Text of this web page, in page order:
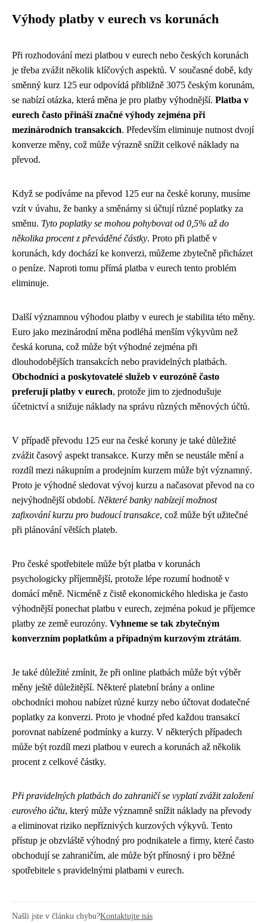
Výhody platby v eurech vs korunách
Při rozhodování mezi platbou v eurech nebo českých korunách
je třeba zvážit několik klíčových aspektů. V současné době, kdy
směnný kurz 125 eur odpovídá přibližně 3075 českým korunám,
se nabízí otázka, která měna je pro platby výhodnější. Platba v
eurech často přináší značné výhody zejména při
mezinárodních transakcích. Především eliminuje nutnost dvojí
konverze měny, což může výrazně snížit celkové náklady na
převod.
Když se podíváme na převod 125 eur na české koruny, musíme
vzít v úvahu, že banky a směnárny si účtují různé poplatky za
směnu. Tyto poplatky se mohou pohybovat od 0,5% až do
několika procent z převáděné částky. Proto při platbě v
korunách, kdy dochází ke konverzi, můžeme zbytečně přicházet
o peníze. Naproti tomu přímá platba v eurech tento problém
eliminuje.
Další významnou výhodou platby v eurech je stabilita této měny.
Euro jako mezinárodní měna podléhá menším výkyvům než
česká koruna, což může být výhodné zejména při
dlouhodobějších transakcích nebo pravidelných platbách.
Obchodníci a poskytovatelé služeb v eurozóně často
preferují platby v eurech, protože jim to zjednodušuje
účetnictví a snižuje náklady na správu různých měnových účtů.
V případě převodu 125 eur na české koruny je také důležité
zvážit časový aspekt transakce. Kurzy měn se neustále mění a
rozdíl mezi nákupním a prodejním kurzem může být významný.
Proto je výhodné sledovat vývoj kurzu a načasovat převod na co
nejvýhodnější období. Některé banky nabízejí možnost
zafixování kurzu pro budoucí transakce, což může být užitečné
při plánování větších plateb.
Pro české spotřebitele může být platba v korunách
psychologicky příjemnější, protože lépe rozumí hodnotě v
domácí měně. Nicméně z čistě ekonomického hlediska je často
výhodnější ponechat platbu v eurech, zejména pokud je příjemce
platby ze země eurozóny. Vyhneme se tak zbytečným
konverzním poplatkům a případným kurzovým ztrátám.
Je také důležité zmínit, že při online platbách může být výběr
měny ještě důležitější. Některé platební brány a online
obchodníci mohou nabízet různé kurzy nebo účtovat dodatečné
poplatky za konverzi. Proto je vhodné před každou transakcí
porovnat nabízené podmínky a kurzy. V některých případech
může být rozdíl mezi platbou v eurech a korunách až několik
procent z celkové částky.
Při pravidelných platbách do zahraničí se vyplatí zvážit založení
eurového účtu, který může významně snížit náklady na převody
a eliminovat riziko nepříznivých kurzových výkyvů. Tento
přístup je obzvláště výhodný pro podnikatele a firmy, které často
obchodují se zahraničím, ale může být přínosný i pro běžné
spotřebitele s pravidelnými platbami v eurech.
Našli jste v článku chybu?Kontaktujte nás